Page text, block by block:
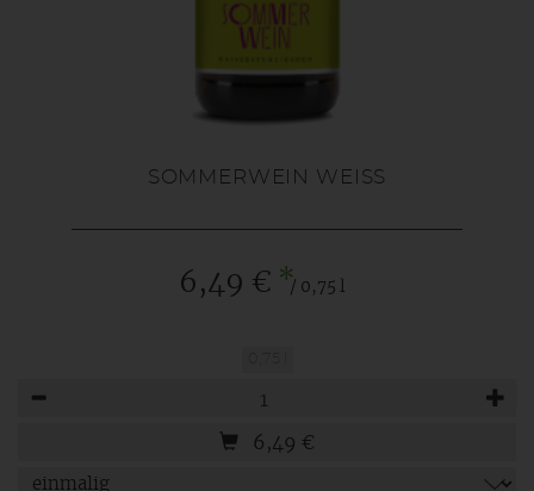
SOMMERWEIN WEISS
6,49 € */ 0,75 l
6,49 €